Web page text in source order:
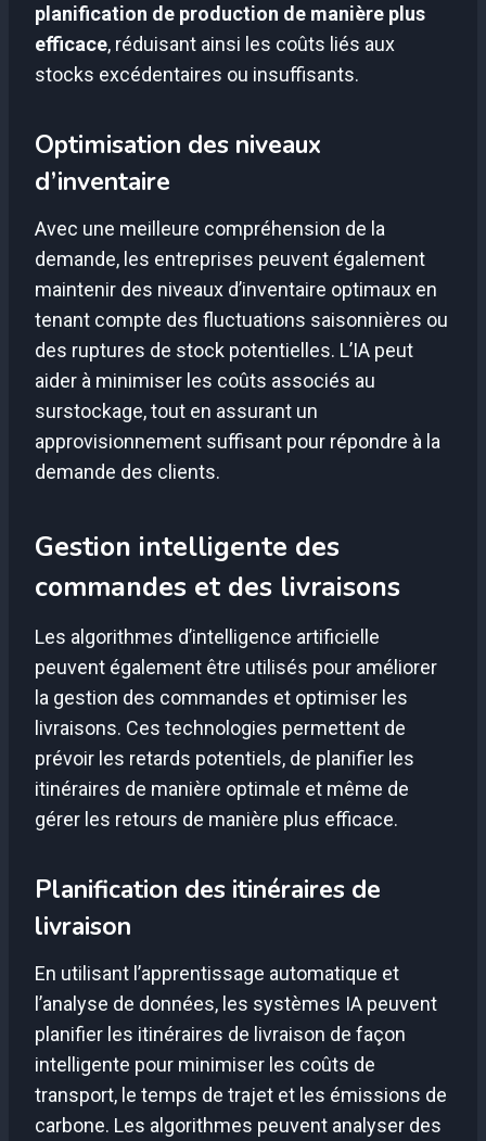
planification de production de manière plus
efficace, réduisant ainsi les coûts liés aux
stocks excédentaires ou insuffisants.
Optimisation des niveaux
d’inventaire
Avec une meilleure compréhension de la
demande, les entreprises peuvent également
maintenir des niveaux d’inventaire optimaux en
tenant compte des fluctuations saisonnières ou
des ruptures de stock potentielles. L’IA peut
aider à minimiser les coûts associés au
surstockage, tout en assurant un
approvisionnement suffisant pour répondre à la
demande des clients.
Gestion intelligente des
commandes et des livraisons
Les algorithmes d’intelligence artificielle
peuvent également être utilisés pour améliorer
la gestion des commandes et optimiser les
livraisons. Ces technologies permettent de
prévoir les retards potentiels, de planifier les
itinéraires de manière optimale et même de
gérer les retours de manière plus efficace.
Planification des itinéraires de
livraison
En utilisant l’apprentissage automatique et
l’analyse de données, les systèmes IA peuvent
planifier les itinéraires de livraison de façon
intelligente pour minimiser les coûts de
transport, le temps de trajet et les émissions de
carbone. Les algorithmes peuvent analyser des